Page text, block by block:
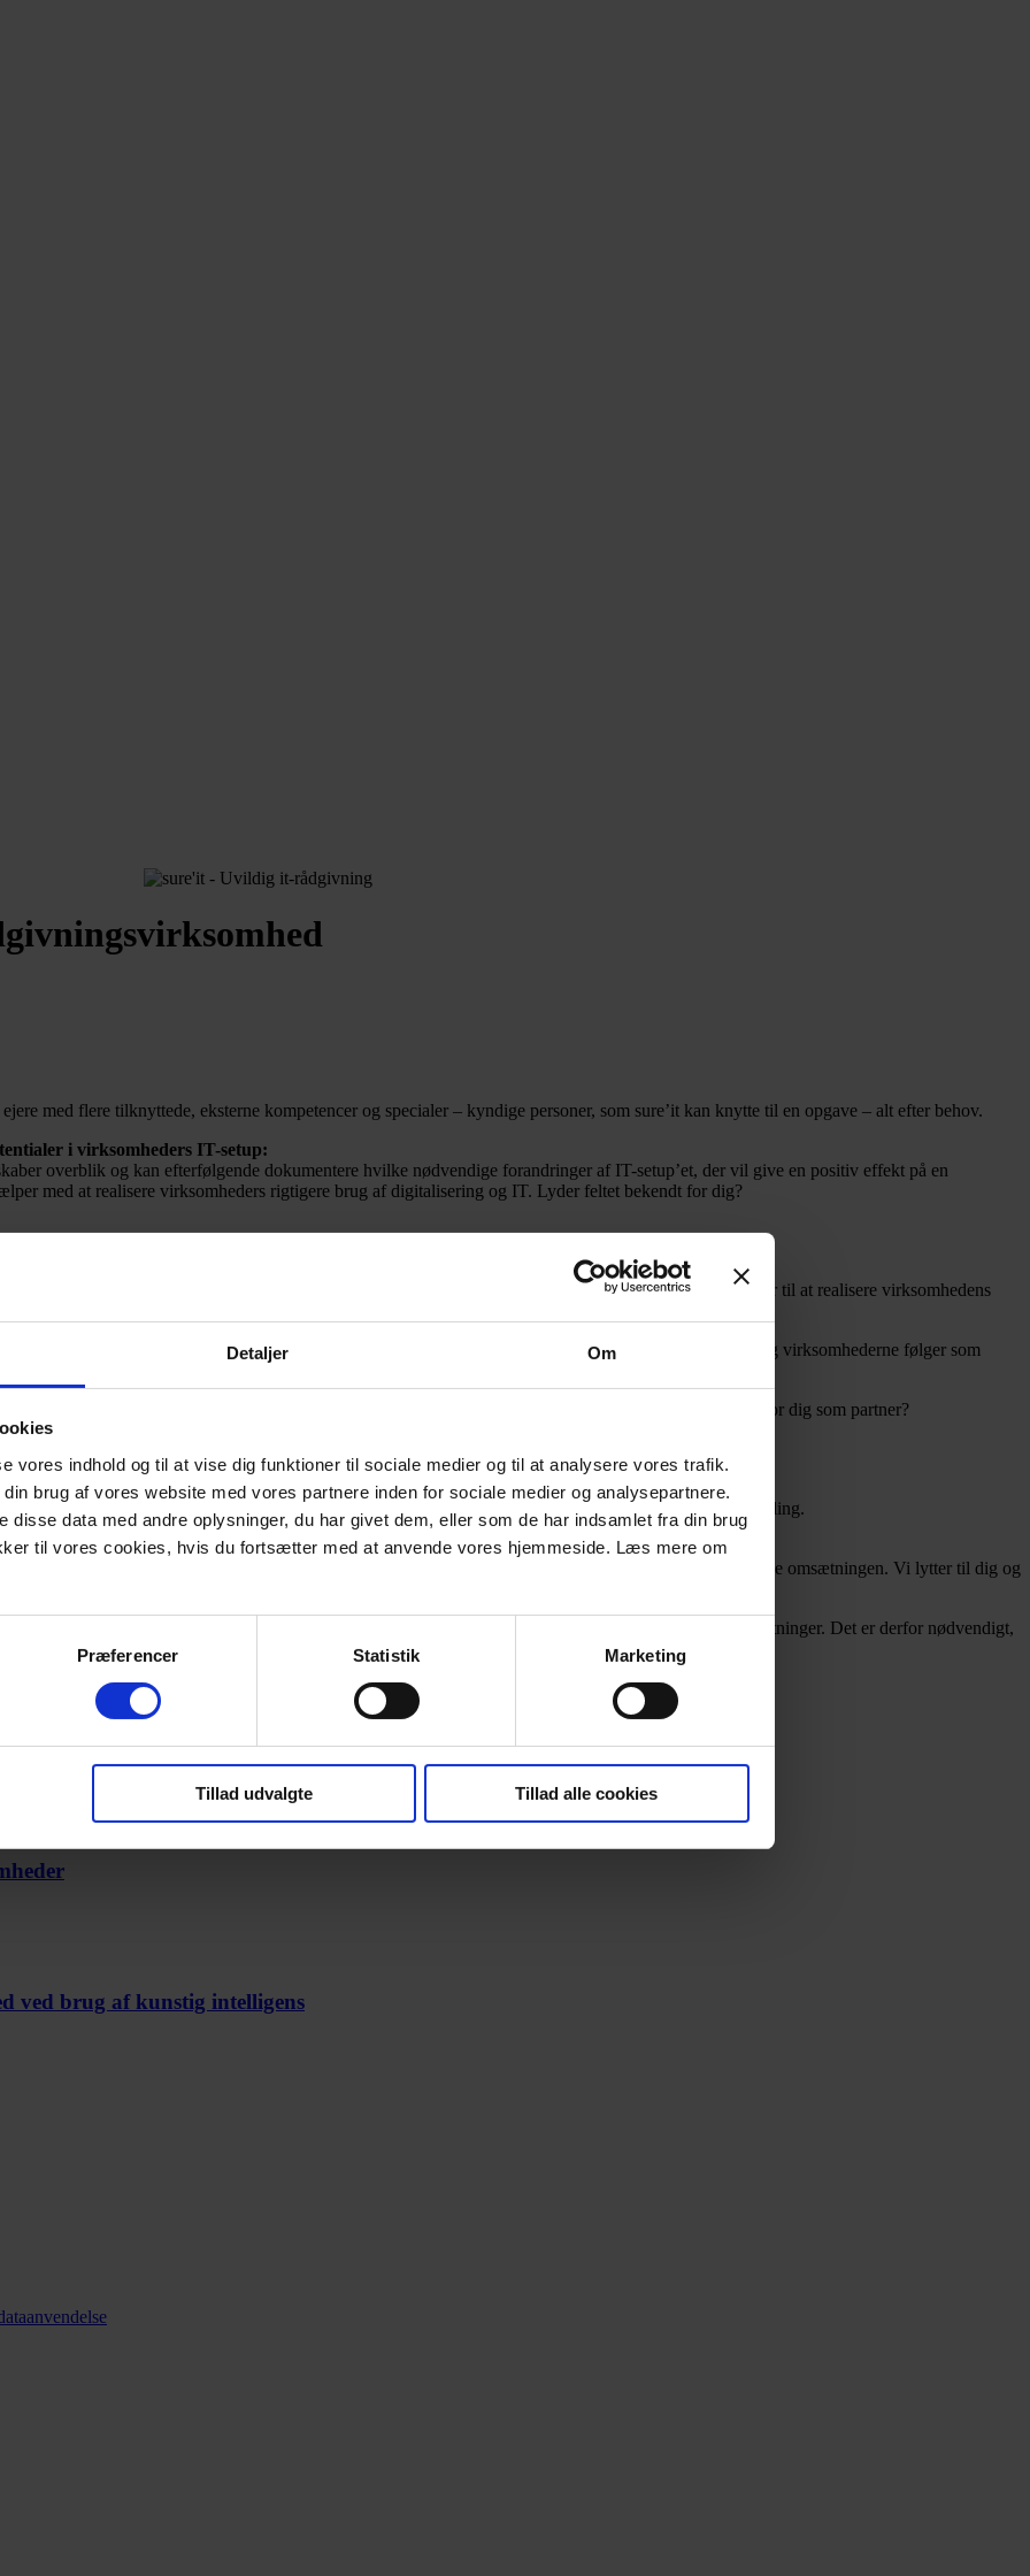
Detaljer Om
vores indhold og til at vise dig funktioner til sociale medier og til at analysere vores trafik.
brug af vores website med vores partnere inden for sociale medier og analysepartnere.
disse data med andre oplysninger, du har givet dem, eller som de har indsamlet fra din brug
til vores cookies, hvis du fortsætter med at anvende vores hjemmeside. Læs mere om
Præferencer Statistik Marketing
Tillad udvalgte Tillad alle cookies
med flere tilknyttede, eksterne kompetencer og specialer – kyndige personer, som sure’it kan knytte til en opgave – alt efter behov.
i virksomheders IT-setup:
overblik og kan efterfølgende dokumentere hvilke nødvendige forandringer af IT-setup’et, der vil give en positiv effekt på en
med at realisere virksomheders rigtigere brug af digitalisering og IT. Lyder feltet bekendt for dig?
IT-setup. Sure’it vurderer kundernes behov objektivt, og de får præcis den løsning, der bedst medvirker til at realisere virksomhedens
af virksomhedens nuværende it-system eller om et eksisterende IT-system skal skiftes helt ud. Og virksomhederne følger som
procent uafhængige – og det ser de fleste af vores kunder som en absolut fordel. Kan du se potentialet for dig som partner?
en mindre, allerede eksisterende virksomhed indenfor IT-rådgivning.
værktøjer og metoder, som i dag er fundamentet for sure’its succes og afsættet for vores videre udvikling.
Du skal nemlig være med til at udvikle og udbygge virksomhedens kundekreds og ikke mindst øge omsætningen. Vi lytter til dig og
og derved har du mulighed for at kunne påvirke kundernes forretning og de strategiske beslutninger. Det er derfor nødvendigt,
ved brug af kunstig intelligens